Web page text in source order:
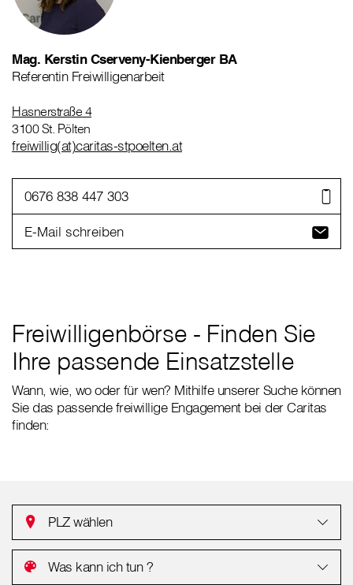
Mag. Kerstin Cserveny-Kienberger BA
Referentin Freiwilligenarbeit
Hasnerstraße 4
3100 St. Pölten
freiwillig(at)caritas-stpoelten.at
0676 838 447 303
E-Mail schreiben
Freiwilligenbörse - Finden Sie
Ihre passende Einsatzstelle
Wann, wie, wo oder für wen? Mithilfe unserer Suche können
Sie das passende freiwillige Engagement bei der Caritas
finden:
PLZ wählen
Was kann ich tun ?